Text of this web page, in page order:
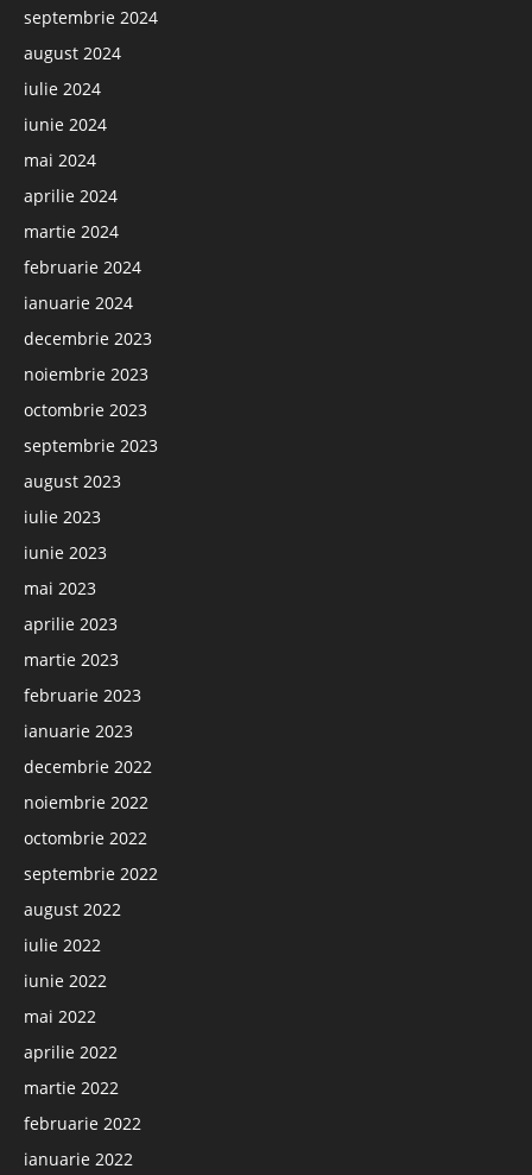
septembrie 2024
august 2024
iulie 2024
iunie 2024
mai 2024
aprilie 2024
martie 2024
februarie 2024
ianuarie 2024
decembrie 2023
noiembrie 2023
octombrie 2023
septembrie 2023
august 2023
iulie 2023
iunie 2023
mai 2023
aprilie 2023
martie 2023
februarie 2023
ianuarie 2023
decembrie 2022
noiembrie 2022
octombrie 2022
septembrie 2022
august 2022
iulie 2022
iunie 2022
mai 2022
aprilie 2022
martie 2022
februarie 2022
ianuarie 2022